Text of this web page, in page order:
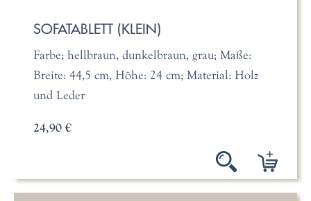
SOFATABLETT (KLEIN)
Farbe; hellbraun, dunkelbraun, grau; Maße:
Breite: 44,5 cm, Höhe: 24 cm; Material: Holz
und Leder
24,90 €